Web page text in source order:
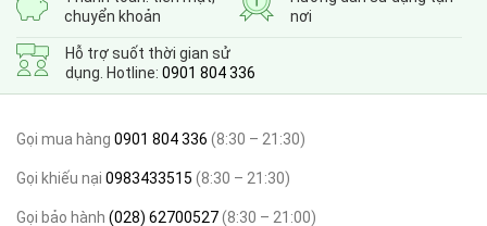
chuyển khoản
nơi
Hỗ trợ suốt thời gian sử
dụng. Hotline: 0901 804 336
Gọi mua hàng 0901 804 336 (8:30 – 21:30)
Gọi khiếu nại 0983433515 (8:30 – 21:30)
Gọi bảo hành (028) 62700527(8:30 – 21:00)